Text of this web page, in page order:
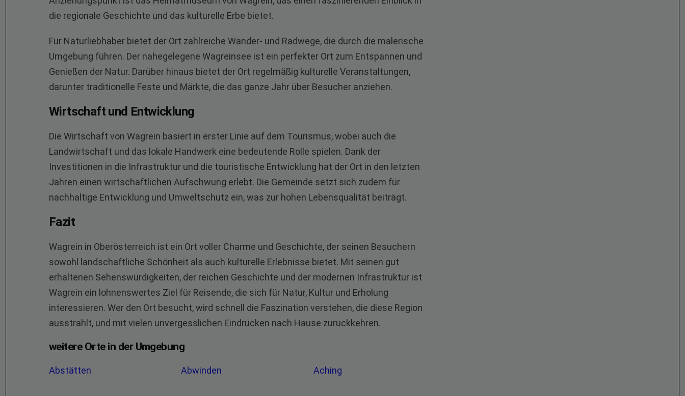
die regionale Geschichte und das kulturelle Erbe bietet.
Für Naturliebhaber bietet der Ort zahlreiche Wander- und Radwege, die durch die malerische
Umgebung führen. Der nahegelegene Wagreinsee ist ein perfekter Ort zum Entspannen und
Genießen der Natur. Darüber hinaus bietet der Ort regelmäßig kulturelle Veranstaltungen,
darunter traditionelle Feste und Märkte, die das ganze Jahr über Besucher anziehen.
Wirtschaft und Entwicklung
Die Wirtschaft von Wagrein basiert in erster Linie auf dem Tourismus, wobei auch die
Landwirtschaft und das lokale Handwerk eine bedeutende Rolle spielen. Dank der
Investitionen in die Infrastruktur und die touristische Entwicklung hat der Ort in den letzten
Jahren einen wirtschaftlichen Aufschwung erlebt. Die Gemeinde setzt sich zudem für
nachhaltige Entwicklung und Umweltschutz ein, was zur hohen Lebensqualität beiträgt.
Fazit
Wagrein in Oberösterreich ist ein Ort voller Charme und Geschichte, der seinen Besuchern
sowohl landschaftliche Schönheit als auch kulturelle Erlebnisse bietet. Mit seinen gut
erhaltenen Sehenswürdigkeiten, der reichen Geschichte und der modernen Infrastruktur ist
Wagrein ein lohnenswertes Ziel für Reisende, die sich für Natur, Kultur und Erholung
interessieren. Wer den Ort besucht, wird schnell die Faszination verstehen, die diese Region
ausstrahlt, und mit vielen unvergesslichen Eindrücken nach Hause zurückkehren.
weitere Orte in der Umgebung
Abstätten Abwinden Aching